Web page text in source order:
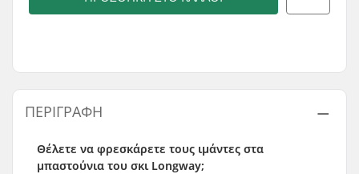
ΠΕΡΙΓΡΑΦΉ
Θέλετε να φρεσκάρετε τους ιμάντες στα
μπαστούνια του σκι Longway;